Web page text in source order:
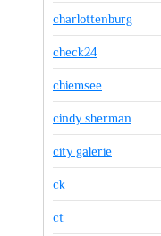
charlottenburg
check24
chiemsee
cindy sherman
city galerie
ck
ct